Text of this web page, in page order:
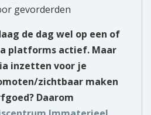
gevorderden
de dag wel op een of
platforms actief. Maar
inzetten voor je
zichtbaar maken
Daarom